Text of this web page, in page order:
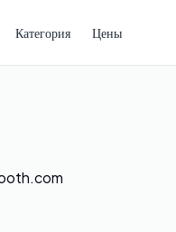
Категория Цены